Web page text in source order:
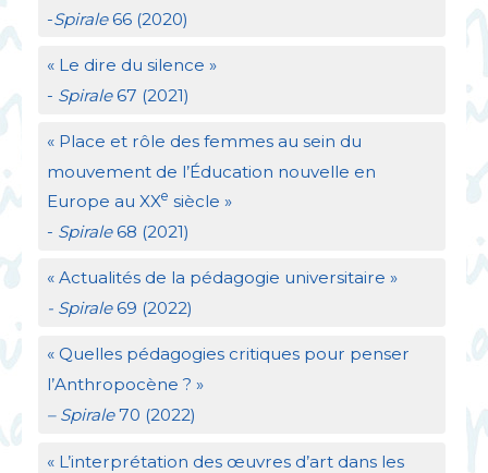
-Spirale66 (2020)
« Le dire du silence »
- Spirale67 (2021)
« Place et rôle des femmes au sein du
mouvement de l’Éducation nouvelle en
Europe au XXe siècle »
- Spirale68 (2021)
« Actualités de la pédagogie universitaire »
- Spirale69 (2022)
« Quelles pédagogies critiques pour penser
l’Anthropocène ? »
– Spirale70 (2022)
« L’interprétation des œuvres d’art dans les